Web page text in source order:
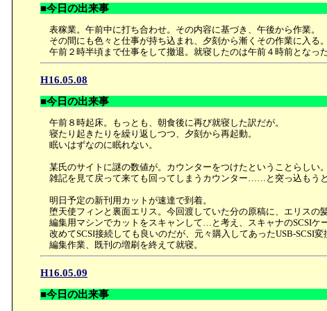
■今日の出来事
表稼業。午前中に打ち合わせ。その内容に基づき、午後から作業。
その間にも色々と仕事が持ち込まれ、夕刻から漸くその作業に入る。
午前２時半頃まで仕事をして撤退。就寝したのは午前４時前となった
H16.05.08
■今日の出来事
午前８時起床。もっとも、朝食後に再び就寝した訳だが。
寝たり起きたりを繰り返しつつ、夕刻から再起動。
眠いはずなのに眠れない。
某氏のサイトに謎の数値が。カウンターをつけたということらしい。
雑記を見て戻って来ても回ってしまうカウンター……と突っ込もう
明日予定の新刊用カットが速達で到着。
堕天使フィンと裏面エリス。今回渡していた分の原稿に、エリスの
編集用マシンでカットをスキャンして…と考え、スキャナのSCSIケ
改めてSCSI接続しても良いのだが、元々購入してあったUSB-SCSI変
編集作業、既刊の増刷を終えて就寝。
H16.05.09
■今日の出来事